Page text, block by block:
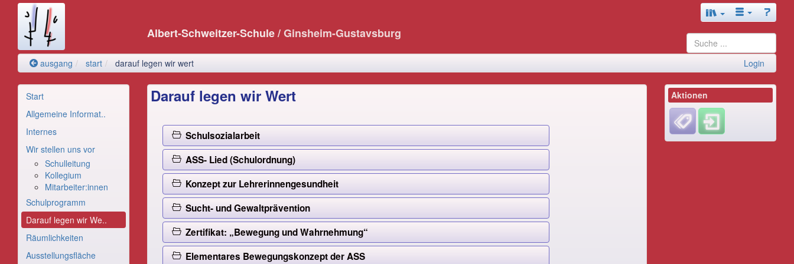
Albert-Schweitzer-Schule/ Ginsheim-Gustavsburg
ausgang start darauf legen wir wert Login
Start
Allgemeine Informat..
Internes
Wir stellen uns vor
Schulleitung
Kollegium
Mitarbeiter:innen
Schulprogramm
Darauf legen wir We..
Räumlichkeiten
Ausstellungsfläche
Darauf legen wir Wert
Schulsozialarbeit
ASS- Lied (Schulordnung)
Konzept zur Lehrerinnengesundheit
Sucht- und Gewaltprävention
Zertifikat: „Bewegung und Wahrnehmung“
Elementares Bewegungskonzept der ASS
Aktionen